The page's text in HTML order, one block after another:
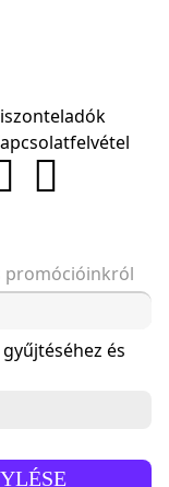
promócióinkról
gyűjtéséhez és